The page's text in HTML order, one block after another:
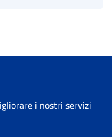
i nostri servizi